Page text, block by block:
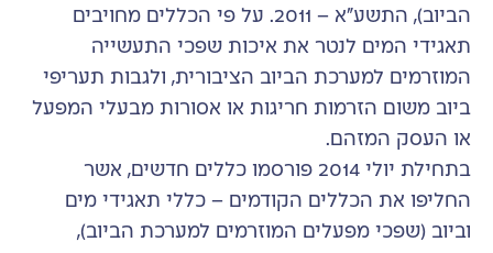
הביוב), התשע”א – 2011. על פי הכללים מחויבים
תאגידי המים לנטר את איכות שפכי התעשייה
המוזרמים למערכת הביוב הציבורית, ולגבות תעריפי
ביוב משום הזרמות חריגות או אסורות מבעלי המפעל
או העסק המזהם.
בתחילת יולי 2014 פורסמו כללים חדשים, אשר
החליפו את הכללים הקודמים – כללי תאגידי מים
וביוב (שפכי מפעלים המוזרמים למערכת הביוב),